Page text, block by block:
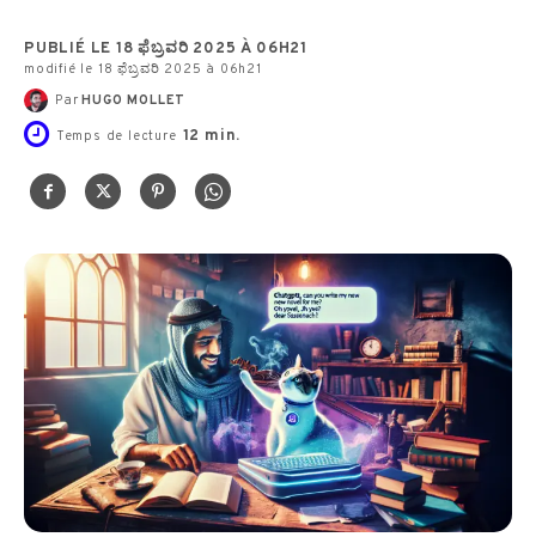
PUBLIÉ LE 18 ಫೆಬ್ರವರಿ 2025 À 06H21
modifié le 18 ಫೆಬ್ರವರಿ 2025 à 06h21
Par HUGO MOLLET
Temps de lecture 12 min.